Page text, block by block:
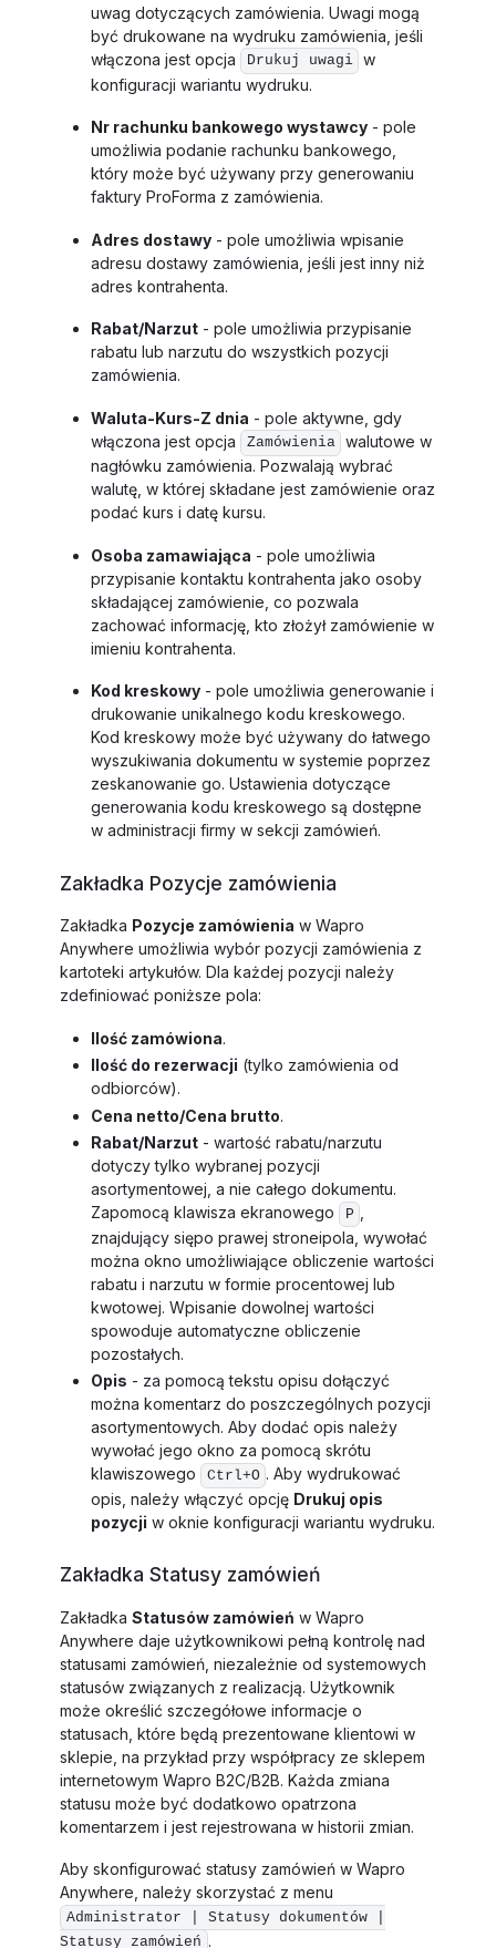
uwag dotyczących zamówienia. Uwagi mogą
być drukowane na wydruku zamówienia, jeśli
włączona jest opcja
Drukuj uwagi
w
konfiguracji wariantu wydruku.
Nr rachunku bankowego wystawcy - pole
umożliwia podanie rachunku bankowego,
który może być używany przy generowaniu
faktury ProForma z zamówienia.
Adres dostawy - pole umożliwia wpisanie
adresu dostawy zamówienia, jeśli jest inny niż
adres kontrahenta.
Rabat/Narzut - pole umożliwia przypisanie
rabatu lub narzutu do wszystkich pozycji
zamówienia.
Waluta-Kurs-Z dnia - pole aktywne, gdy
włączona jest opcja
Zamówienia
walutowe w
nagłówku zamówienia. Pozwalają wybrać
walutę, w której składane jest zamówienie oraz
podać kurs i datę kursu.
Osoba zamawiająca - pole umożliwia
przypisanie kontaktu kontrahenta jako osoby
składającej zamówienie, co pozwala
zachować informację, kto złożył zamówienie w
imieniu kontrahenta.
Kod kreskowy - pole umożliwia generowanie i
drukowanie unikalnego kodu kreskowego.
Kod kreskowy może być używany do łatwego
wyszukiwania dokumentu w systemie poprzez
zeskanowanie go. Ustawienia dotyczące
generowania kodu kreskowego są dostępne
w administracji firmy w sekcji zamówień.
Zakładka Pozycje zamówienia
Zakładka Pozycje zamówienia w Wapro
Anywhere umożliwia wybór pozycji zamówienia z
kartoteki artykułów. Dla każdej pozycji należy
zdefiniować poniższe pola:
Ilość zamówiona.
Ilość do rezerwacji (tylko zamówienia od
odbiorców).
Cena netto/Cena brutto.
Rabat/Narzut - wartość rabatu/narzutu
dotyczy tylko wybranej pozycji
asortymentowej, a nie całego dokumentu.
Zapomocą klawisza ekranowego
P
znajdujący siępo prawej stroneipola, wywołać
można okno umożliwiające obliczenie wartości
rabatu i narzutu w formie procentowej lub
kwotowej. Wpisanie dowolnej wartości
spowoduje automatyczne obliczenie
pozostałych.
Opis - za pomocą tekstu opisu dołączyć
można komentarz do poszczególnych pozycji
asortymentowych. Aby dodać opis należy
wywołać jego okno za pomocą skrótu
klawiszowego
Ctrl+O . Aby wydrukować
opis, należy włączyć opcję Drukuj opis
pozycji w oknie konfiguracji wariantu wydruku.
Zakładka Statusy zamówień
Zakładka Statusów zamówień w Wapro
Anywhere daje użytkownikowi pełną kontrolę nad
statusami zamówień, niezależnie od systemowych
statusów związanych z realizacją. Użytkownik
może określić szczegółowe informacje o
statusach, które będą prezentowane klientowi w
sklepie, na przykład przy współpracy ze sklepem
internetowym Wapro B2C/B2B. Każda zmiana
statusu może być dodatkowo opatrzona
komentarzem i jest rejestrowana w historii zmian.
Aby skonfigurować statusy zamówień w Wapro
Anywhere, należy skorzystać z menu
Administrator | Statusy dokumentów |
Statusy zamówień .